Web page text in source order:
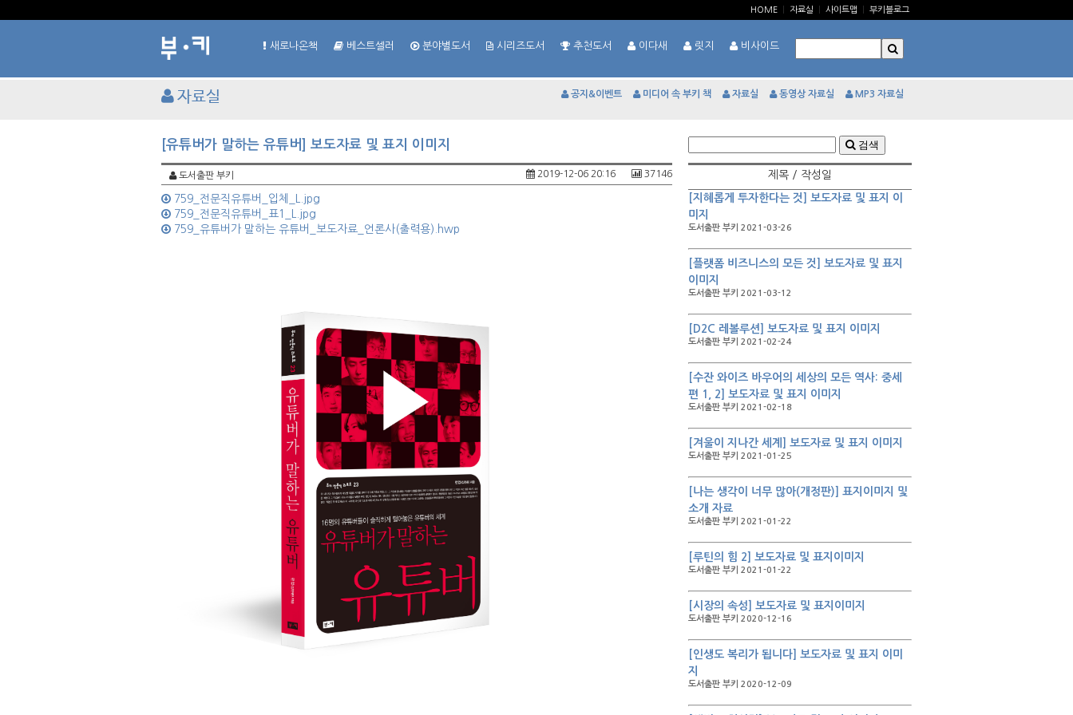
HOME 자료실 사이트맵 부키블로그
새로나온책 베스트셀러 분야별도서 시리즈도서 추천도서 이다새 릿지 비사이드
자료실 공지&이벤트 미디어 속 부키 책 자료실 동영상 자료실 MP3 자료실
[유튜버가 말하는 유튜버] 보도자료 및 표지 이미지
도서출판 부키 37146
2019-12-06 20:16
759_전문직유튜버_입체_L.jpg
759_전문직유튜버_표1_L.jpg
759_유튜버가 말하는 유튜버_보도자료_언론사(출력용).hwp
검색
제목 / 작성일
[지혜롭게 투자한다는 것] 보도자료 및 표지 이
미지
도서출판 부키 2021-03-26
[플랫폼 비즈니스의 모든 것] 보도자료 및 표지
이미지
도서출판 부키 2021-03-12
[D2C 레볼루션] 보도자료 및 표지 이미지
도서출판 부키 2021-02-24
[수잔 와이즈 바우어의 세상의 모든 역사: 중세
편 1, 2] 보도자료 및 표지 이미지
도서출판 부키 2021-02-18
[겨울이 지나간 세계] 보도자료 및 표지 이미지
도서출판 부키 2021-01-25
[나는 생각이 너무 많아(개정판)] 표지이미지 및
소개 자료
도서출판 부키 2021-01-22
[루틴의 힘 2] 보도자료 및 표지이미지
도서출판 부키 2021-01-22
[시장의 속성] 보도자료 및 표지이미지
도서출판 부키 2020-12-16
[인생도 복리가 됩니다] 보도자료 및 표지 이미
지
도서출판 부키 2020-12-09